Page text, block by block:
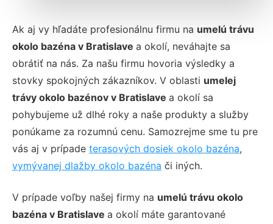
Ak aj vy hľadáte profesionálnu firmu na umelú trávu
okolo bazéna v Bratislave a okolí, neváhajte sa
obrátiť na nás. Za našu firmu hovoria výsledky a
stovky spokojných zákazníkov. V oblasti umelej
trávy okolo bazénov v Bratislave a okolí sa
pohybujeme už dlhé roky a naše produkty a služby
ponúkame za rozumnú cenu. Samozrejme sme tu pre
vás aj v prípade terasových dosiek okolo bazéna,
vymývanej dlažby okolo bazéna či iných.
V prípade voľby našej firmy na umelú trávu okolo
bazéna v Bratislave a okolí máte garantované